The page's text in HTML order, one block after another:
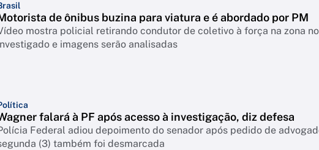
de ônibus buzina para viatura e é abordado por PM
mostra policial retirando condutor de coletivo à força na zona
e imagens serão analisadas
falará à PF após acesso à investigação, diz defesa
Federal adiou depoimento do senador após pedido de
(3) também foi desmarcada